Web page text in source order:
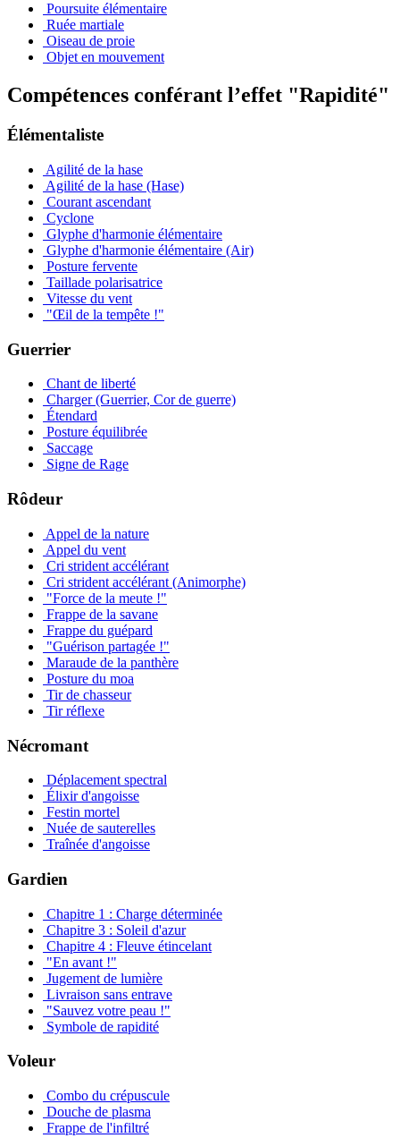
Poursuite élémentaire
Ruée martiale
Oiseau de proie
Objet en mouvement
Compétences conférant l’effet "Rapidité"
Élémentaliste
Agilité de la hase
Agilité de la hase (Hase)
Courant ascendant
Cyclone
Glyphe d'harmonie élémentaire
Glyphe d'harmonie élémentaire (Air)
Posture fervente
Taillade polarisatrice
Vitesse du vent
"Œil de la tempête !"
Guerrier
Chant de liberté
Charger (Guerrier, Cor de guerre)
Étendard
Posture équilibrée
Saccage
Signe de Rage
Rôdeur
Appel de la nature
Appel du vent
Cri strident accélérant
Cri strident accélérant (Animorphe)
"Force de la meute !"
Frappe de la savane
Frappe du guépard
"Guérison partagée !"
Maraude de la panthère
Posture du moa
Tir de chasseur
Tir réflexe
Nécromant
Déplacement spectral
Élixir d'angoisse
Festin mortel
Nuée de sauterelles
Traînée d'angoisse
Gardien
Chapitre 1 : Charge déterminée
Chapitre 3 : Soleil d'azur
Chapitre 4 : Fleuve étincelant
"En avant !"
Jugement de lumière
Livraison sans entrave
"Sauvez votre peau !"
Symbole de rapidité
Voleur
Combo du crépuscule
Douche de plasma
Frappe de l'infiltré